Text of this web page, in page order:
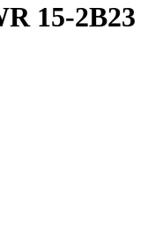
15-2B23